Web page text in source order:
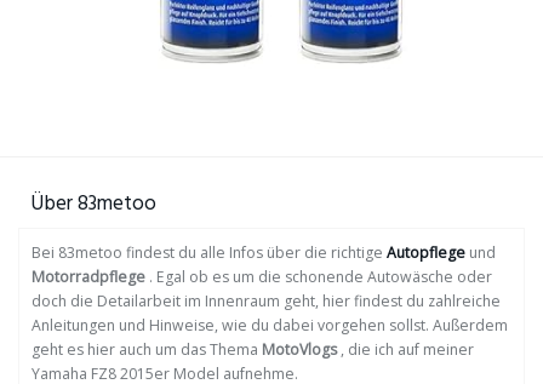
Über 83metoo
Bei 83metoo findest du alle Infos über die richtige Autopflege und
Motorradpflege . Egal ob es um die schonende Autowäsche oder
doch die Detailarbeit im Innenraum geht, hier findest du zahlreiche
Anleitungen und Hinweise, wie du dabei vorgehen sollst. Außerdem
geht es hier auch um das Thema MotoVlogs, die ich auf meiner
Yamaha FZ8 2015er Model aufnehme.